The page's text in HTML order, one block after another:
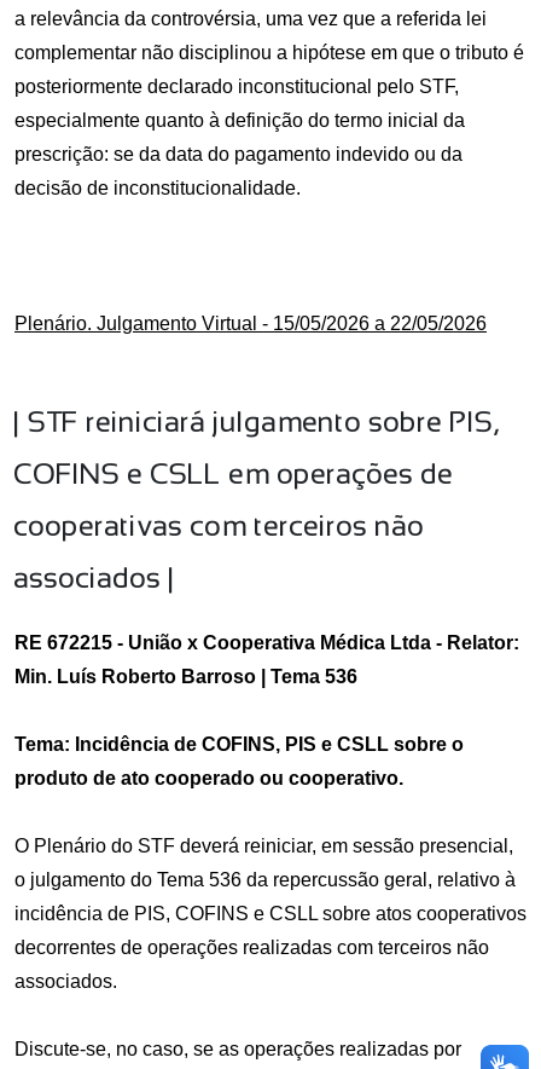
a relevância da controvérsia, uma vez que a referida lei
complementar não disciplinou a hipótese em que o tributo é
posteriormente declarado inconstitucional pelo STF,
especialmente quanto à definição do termo inicial da
prescrição: se da data do pagamento indevido ou da
decisão de inconstitucionalidade.
Plenário. Julgamento Virtual - 15/05/2026 a 22/05/2026
STF reiniciará julgamento sobre PIS,
COFINS e CSLL em operações de
cooperativas com terceiros não
associados |
RE 672215 - União x Cooperativa Médica Ltda - Relator:
Min. Luís Roberto Barroso | Tema 536
Tema: Incidência de COFINS, PIS e CSLL sobre o
produto de ato cooperado ou cooperativo.
O Plenário do STF deverá reiniciar, em sessão presencial,
o julgamento do Tema 536 da repercussão geral, relativo à
incidência de PIS, COFINS e CSLL sobre atos cooperativos
decorrentes de operações realizadas com terceiros não
associados.
Discute-se, no caso, se as operações realizadas por